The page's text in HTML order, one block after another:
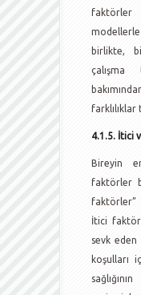
faktörler
birlikte,
çalışma
farklılıklar
4.1.5. İtici
Bireyin
faktörler
İtici
sevk eden
koşulları